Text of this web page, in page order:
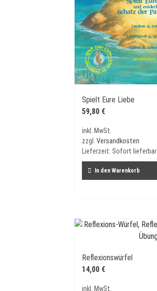
Spielt Eure Liebe
59,80 €
inkl. MwSt.
zzgl. Versandkosten
Lieferzeit: Sofort lieferbar
In den Warenkorb
Reflexionswürfel
14,00 €
inkl. MwSt.